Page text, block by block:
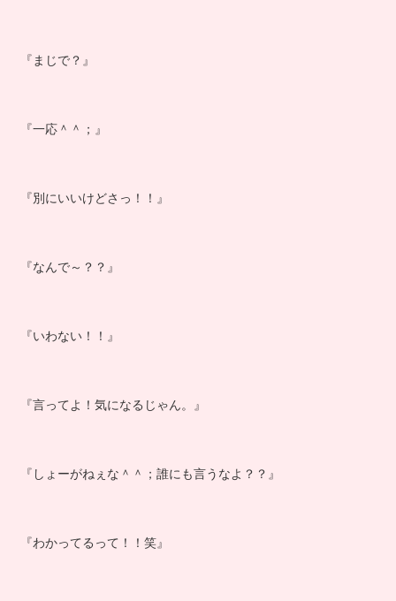
『まじで？』
『一応＾＾；』
『別にいいけどさっ！！』
『なんで～？？』
『いわない！！』
『言ってよ！気になるじゃん。』
『しょーがねぇな＾＾；誰にも言うなよ？？』
『わかってるって！！笑』